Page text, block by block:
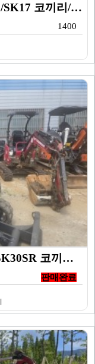
코벨코/굴삭기/1.7톤 미니굴삭기/SK17 코끼리/20…
1400
코벨코/굴삭기/3톤 미니굴삭기/SK30SR 코끼리/20…
판매완료